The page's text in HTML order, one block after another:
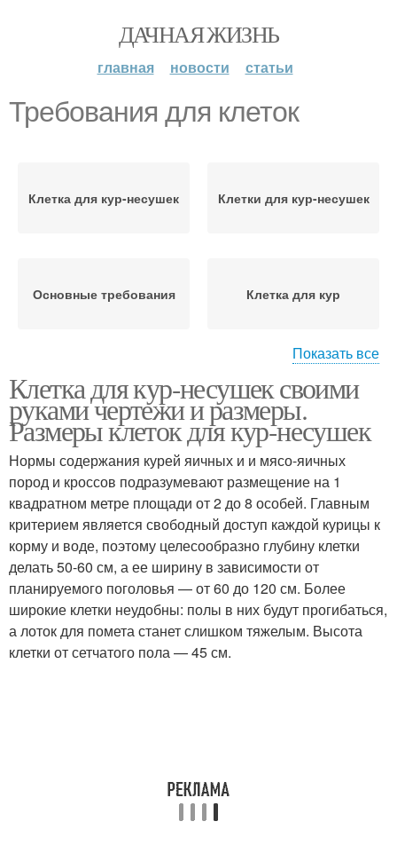
ДАЧНАЯ ЖИЗНЬ
главная новости статьи
Требования для клеток
Клетка для кур-несушек Клетки для кур-несушек
Основные требования Клетка для кур
Клетки для кур Клетки с чертежами
Клетка из дерева Автоматические клетки
Требования к клеткам Кур-несушки в клетках
Показать все
Клетка для кур-несушек своими
руками чертежи и размеры.
Размеры клеток для кур-несушек
Нормы содержания курей яичных и и мясо-яичных
пород и кроссов подразумевают размещение на 1
квадратном метре площади от 2 до 8 особей. Главным
критерием является свободный доступ каждой курицы к
корму и воде, поэтому целесообразно глубину клетки
делать 50-60 см, а ее ширину в зависимости от
планируемого поголовья — от 60 до 120 см. Более
широкие клетки неудобны: полы в них будут прогибаться,
а лоток для помета станет слишком тяжелым. Высота
клетки от сетчатого пола — 45 см.